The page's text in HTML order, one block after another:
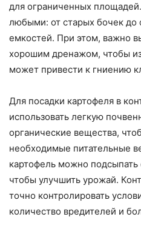
для ограниченных
любыми: от старых бочек до
емкостей. При этом, важно
хорошим дренажом, чтобы
может привести к гниению
Для посадки картофеля в
использовать легкую
органические вещества,
необходимые питательные
картофель можно
чтобы улучшить урожай.
точно контролировать
количество вредителей и